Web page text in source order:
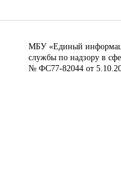
МБУ «Единый
службы по надзору в
№ ФС77-82044 от